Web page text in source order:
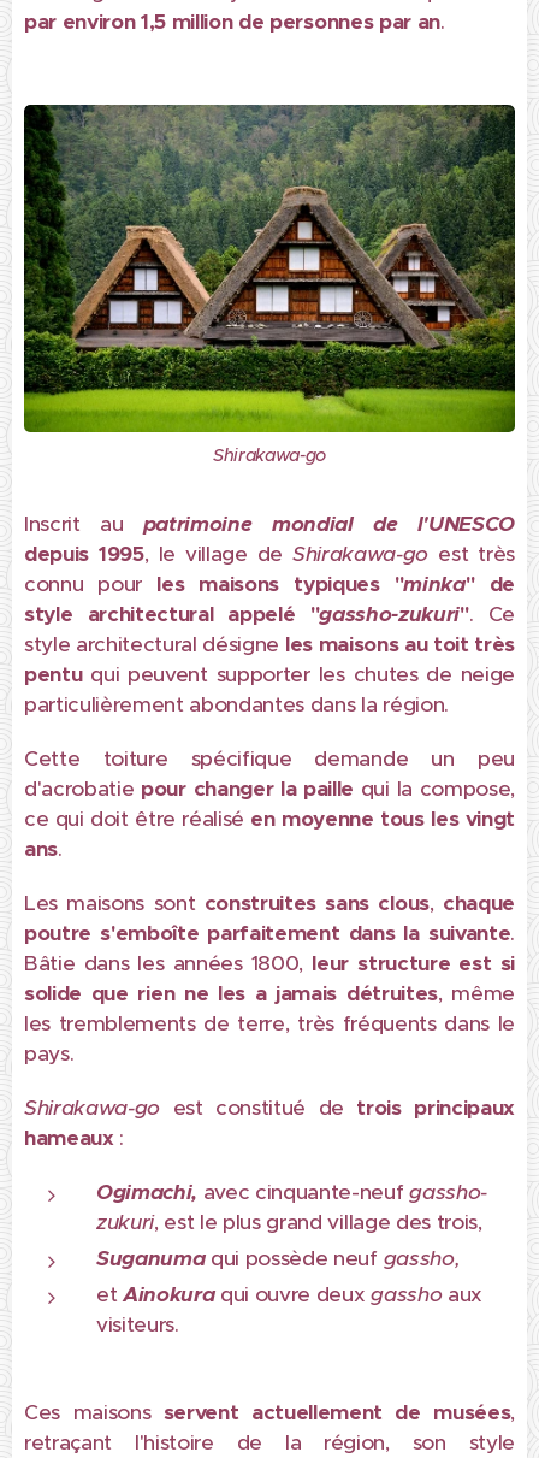
par environ 1,5 million de personnes par an.
Shirakawa-go
Inscrit au patrimoine mondial de l'UNESCO
depuis 1995, le village deShirakawa-go est très
connu pour les maisons typiques "minka" de
style architectural appelé "gassho-zukuri". Ce
style architectural désigne les maisons au toit très
pentuqui peuvent supporter les chutes de neige
particulièrement abondantes dans la région.
Cette toiture spécifique demande un peu
d'acrobatie pour changer la paille qui la compose,
ce qui doit être réalisé en moyenne tous les vingt
ans.
Les maisons sont construites sans clous, chaque
poutre s'emboîte parfaitement dans la suivante.
Bâtie dans les années 1800, leur structure est si
solide que rien ne les a jamais détruites, même
les tremblements de terre, très fréquents dans le
pays.
Shirakawa-go est constitué de trois principaux
hameaux:
Ogimachi, avec cinquante-neufgassho-
zukuri, est le plus grand village des trois,
Suganumaqui possède neuf gassho,
etAinokuraqui ouvre deuxgasshoaux
visiteurs.
Ces maisonsservent actuellement de musées,
retraçant l'histoire de la région, son style